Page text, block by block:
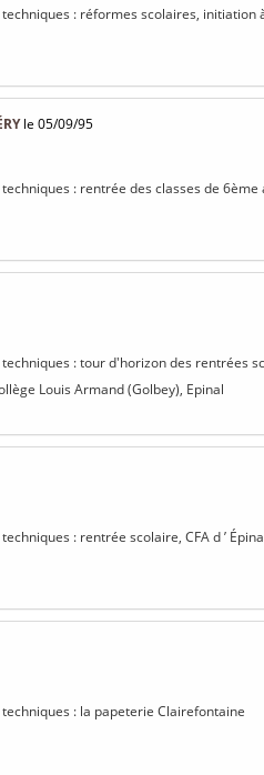
: réformes scolaires,
le 05/09/95
: rentrée des classes de 6ème
: tour d'horizon des rentrées
Louis Armand (Golbey), Epinal
: rentrée scolaire, CFA d ’
: la papeterie Clairefontaine